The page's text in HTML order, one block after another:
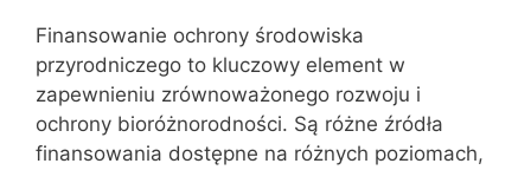
Finansowanie ochrony środowiska
przyrodniczego to kluczowy element w
zapewnieniu zrównoważonego rozwoju i
ochrony bioróżnorodności. Są różne źródła
finansowania dostępne na różnych poziomach,